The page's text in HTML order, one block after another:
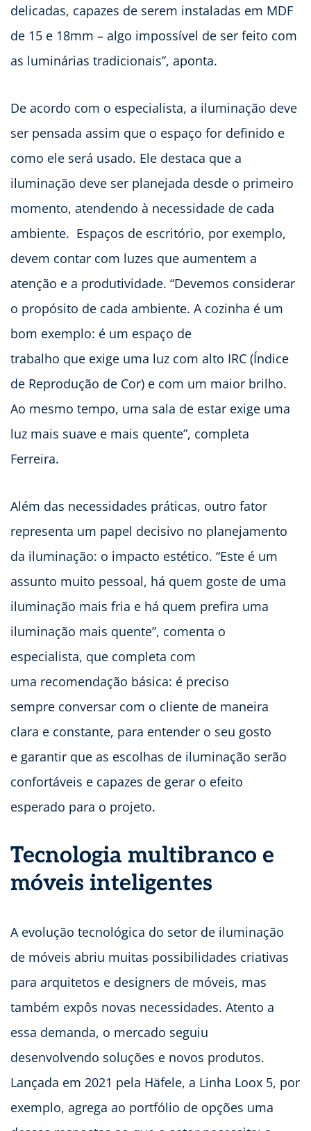
delicadas, capazes de serem instaladas em MDF
de 15 e 18mm – algo impossível de ser feito com
as luminárias tradicionais”, aponta.
De acordo com o especialista, a iluminação deve
ser pensada assim que o espaço for definido e
como ele será usado. Ele destaca que a
iluminação deve ser planejada desde o primeiro
momento, atendendo à necessidade de cada
ambiente. Espaços de escritório, por exemplo,
devem contar com luzes que aumentem a
atenção e a produtividade. “Devemos considerar
o propósito de cada ambiente. A cozinha é um
bom exemplo: é um espaço de
trabalho que exige uma luz com alto IRC (Índice
de Reprodução de Cor) e com um maior brilho.
Ao mesmo tempo, uma sala de estar exige uma
luz mais suave e mais quente”, completa
Ferreira.
Além das necessidades práticas, outro fator
representa um papel decisivo no planejamento
da iluminação: o impacto estético. “Este é um
assunto muito pessoal, há quem goste de uma
iluminação mais fria e há quem prefira uma
iluminação mais quente”, comenta o
especialista, que completa com
uma recomendação básica: é preciso
sempre conversar com o cliente de maneira
clara e constante, para entender o seu gosto
e garantir que as escolhas de iluminação serão
confortáveis e capazes de gerar o efeito
esperado para o projeto.
Tecnologia multibranco e
móveis inteligentes
A evolução tecnológica do setor de iluminação
de móveis abriu muitas possibilidades criativas
para arquitetos e designers de móveis, mas
também expôs novas necessidades. Atento a
essa demanda, o mercado seguiu
desenvolvendo soluções e novos produtos.
Lançada em 2021 pela Häfele, a Linha Loox 5, por
exemplo, agrega ao portfólio de opções uma